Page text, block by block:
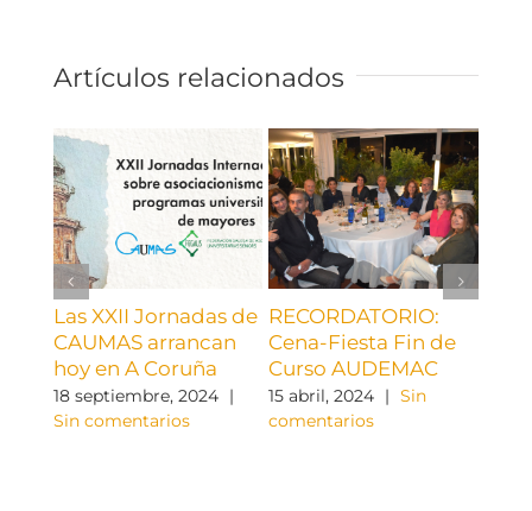
Artículos relacionados
Las XXII Jornadas de
CAUMAS arrancan
hoy en A Coruña
18 septiembre, 2024 |
Sin comentarios
RECORDATORIO:
Cena-Fiesta Fin de
Curso AUDEMAC
15 abril, 2024 | Sin
comentarios